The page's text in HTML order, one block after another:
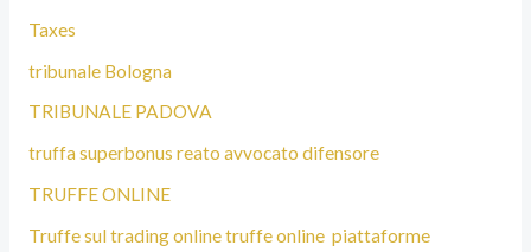
Taxes
tribunale Bologna
TRIBUNALE PADOVA
truffa superbonus reato avvocato difensore
TRUFFE ONLINE
Truffe sul trading online truffe online piattaforme